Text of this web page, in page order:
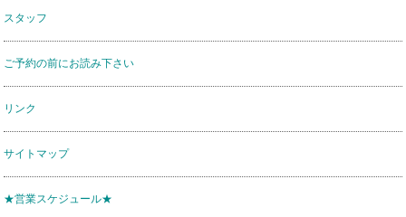
スタッフ
ご予約の前にお読み下さい
リンク
サイトマップ
★営業スケジュール★